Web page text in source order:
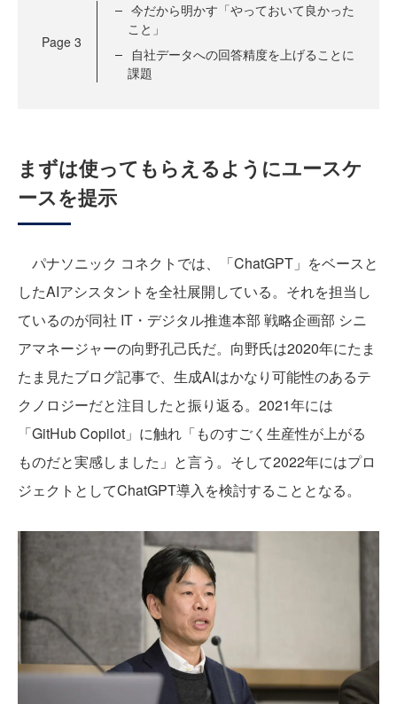
Page 3
今だから明かす「やっておいて良かった
こと」
自社データへの回答精度を上げることに
課題
まずは使ってもらえるようにユースケ
ースを提示
パナソニック コネクトでは、「ChatGPT」をベースと
したAIアシスタントを全社展開している。それを担当し
ているのが同社 IT・デジタル推進本部 戦略企画部 シニ
アマネージャーの向野孔己氏だ。向野氏は2020年にたま
たま見たブログ記事で、生成AIはかなり可能性のあるテ
クノロジーだと注目したと振り返る。2021年には
「GitHub Copilot」に触れ「ものすごく生産性が上がる
ものだと実感しました」と言う。そして2022年にはプロ
ジェクトとしてChatGPT導入を検討することとなる。